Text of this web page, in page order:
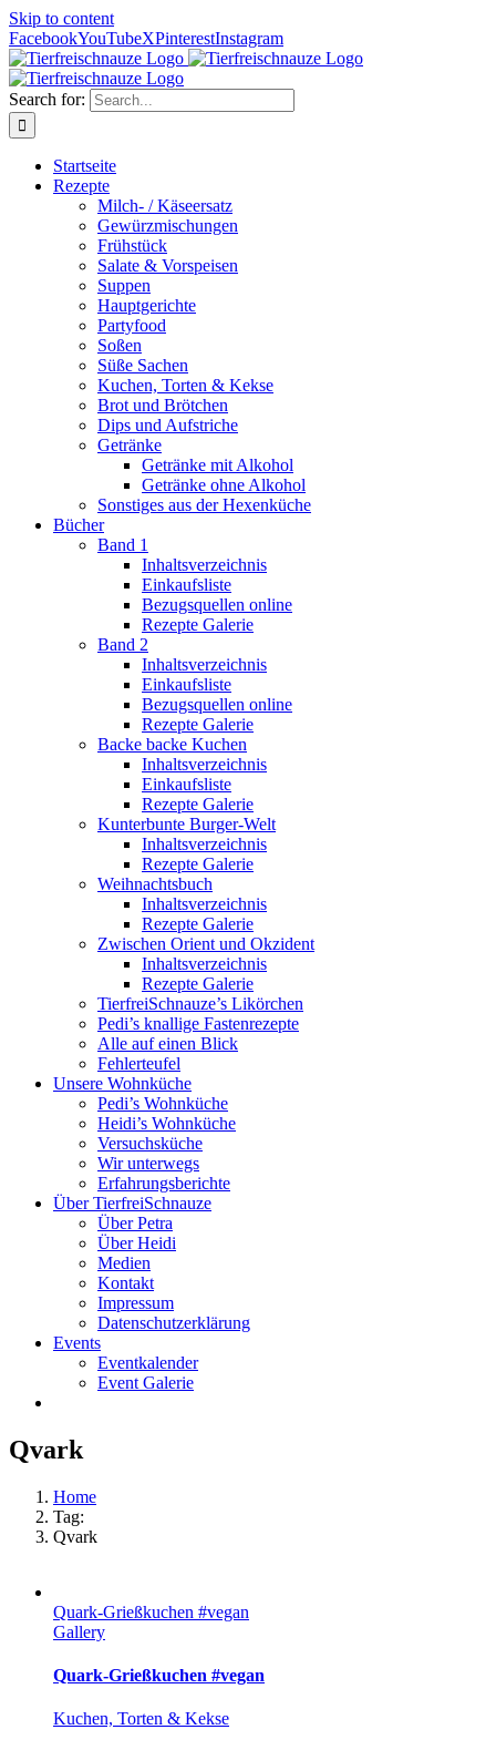
Skip to content
FacebookYouTubeXPinterestInstagram
Search for:
Startseite
Rezepte
Milch- / Käseersatz
Gewürzmischungen
Frühstück
Salate & Vorspeisen
Suppen
Hauptgerichte
Partyfood
Soßen
Süße Sachen
Kuchen, Torten & Kekse
Brot und Brötchen
Dips und Aufstriche
Getränke
Getränke mit Alkohol
Getränke ohne Alkohol
Sonstiges aus der Hexenküche
Bücher
Band 1
Inhaltsverzeichnis
Einkaufsliste
Bezugsquellen online
Rezepte Galerie
Band 2
Inhaltsverzeichnis
Einkaufsliste
Bezugsquellen online
Rezepte Galerie
Backe backe Kuchen
Inhaltsverzeichnis
Einkaufsliste
Rezepte Galerie
Kunterbunte Burger-Welt
Inhaltsverzeichnis
Rezepte Galerie
Weihnachtsbuch
Inhaltsverzeichnis
Rezepte Galerie
Zwischen Orient und Okzident
Inhaltsverzeichnis
Rezepte Galerie
TierfreiSchnauze’s Likörchen
Pedi’s knallige Fastenrezepte
Alle auf einen Blick
Fehlerteufel
Unsere Wohnküche
Pedi’s Wohnküche
Heidi’s Wohnküche
Versuchsküche
Wir unterwegs
Erfahrungsberichte
Über TierfreiSchnauze
Über Petra
Über Heidi
Medien
Kontakt
Impressum
Datenschutzerklärung
Events
Eventkalender
Event Galerie
Qvark
Home
Tag:
Qvark
Quark-Grießkuchen #vegan
Gallery
Quark-Grießkuchen #vegan
Kuchen, Torten & Kekse